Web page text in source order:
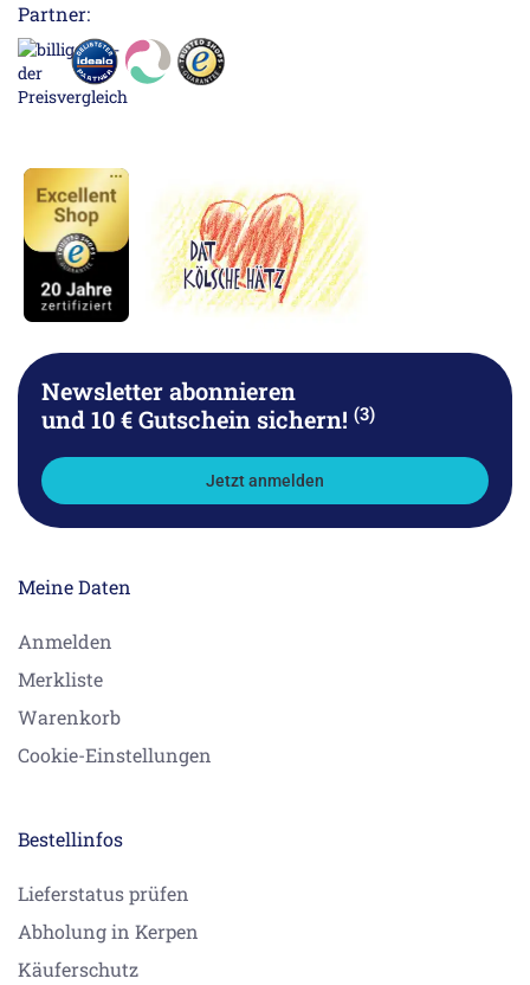
Partner:
Newsletter abonnieren
und 10 € Gutschein sichern! (3)
Jetzt anmelden
Meine Daten
Anmelden
Merkliste
Warenkorb
Cookie-Einstellungen
Bestellinfos
Lieferstatus prüfen
Abholung in Kerpen
Käuferschutz